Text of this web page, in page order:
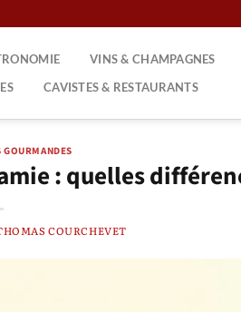
VINS & CHAMPAGNES
CAVISTES & RESTAURANTS
GOURMANDES
: quelles
COURCHEVET